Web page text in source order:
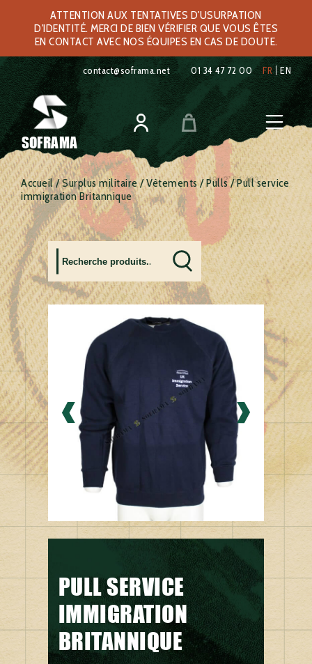
ATTENTION AUX TENTATIVES D'USURPATION
D'IDENTITÉ. MERCI DE BIEN VÉRIFIER QUE VOUS ÊTES
EN CONTACT AVEC NOS ÉQUIPES EN CAS DE DOUTE.
contact@soframa.net 01 34 47 72 00 FR EN
SOFRAMA
Accueil/Surplus militaire/Vêtements/Pulls/ Pull service
immigration Britannique
PULL SERVICE
IMMIGRATION
BRITANNIQUE